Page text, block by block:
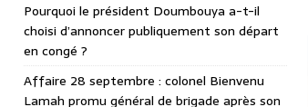
Pourquoi le président Doumbouya a-t-il
choisi d’annoncer publiquement son départ
en congé ?
Affaire 28 septembre : colonel Bienvenu
Lamah promu général de brigade après son